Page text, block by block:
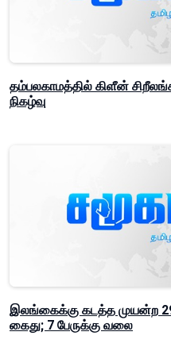
தம்பலகாமத்தில் கிளீன்
நிகழ்வு
இலங்கைக்கு கடத்த முயன்ற
கைது; 7 பேருக்கு வலை